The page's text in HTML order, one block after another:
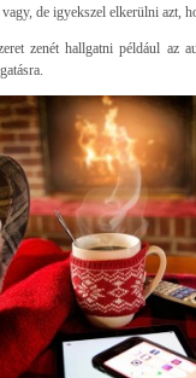
de igyekszel elkerülni azt,
zenét hallgatni például az